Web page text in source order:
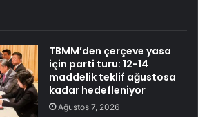
TBMM’den çerçeve yasa
için parti turu: 12-14
maddelik teklif ağustosa
kadar hedefleniyor
Ağustos 7, 2026